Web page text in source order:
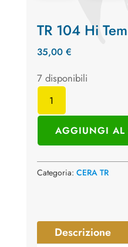
TR 104 Hi
35,00 €
7 disponibili
TR
104
Hi
Temp
quantità
AGGIUNGI AL
Categoria: CERA TR
Descrizione